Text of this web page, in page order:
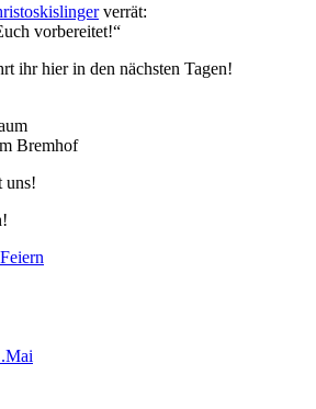
verrät:
vorbereitet!“
ihr hier in den nächsten Tagen!
Bremhof
uns!